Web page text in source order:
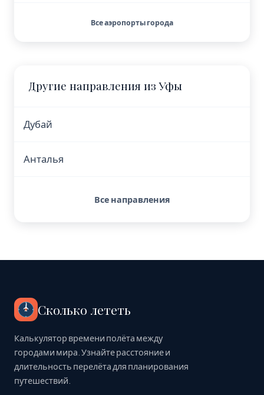
Все аэропорты города
Другие направления из Уфы
Дубай
Анталья
Все направления
Сколько лететь
Калькулятор времени полёта между
городами мира. Узнайте расстояние и
длительность перелёта для планирования
путешествий.